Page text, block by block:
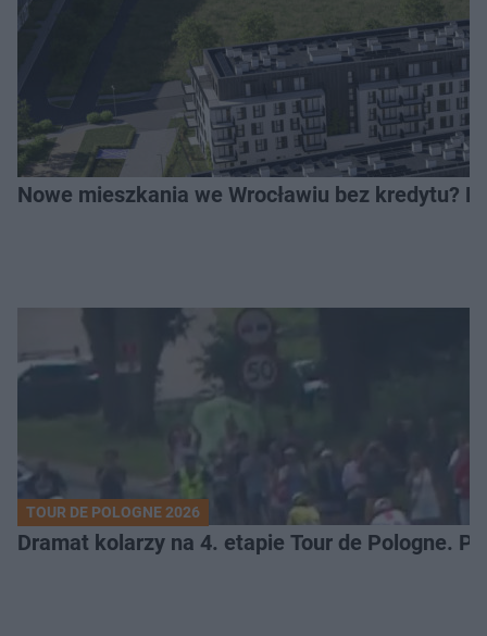
Nowe mieszkania we Wrocławiu bez kredytu?
TOUR DE POLOGNE 2026
Dramat kolarzy na 4. etapie Tour de Pologne.